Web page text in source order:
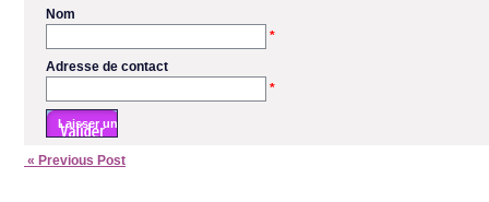
Nom
*
Adresse de contact
*
« Previous Post